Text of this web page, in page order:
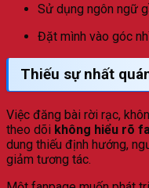
Sử dụng ngôn ngữ
Đặt mình vào góc
Thiếu sự nhất
Việc đăng bài rời rạc,
theo dõi không hiểu rõ
dung thiếu định hướng,
giảm tương tác.